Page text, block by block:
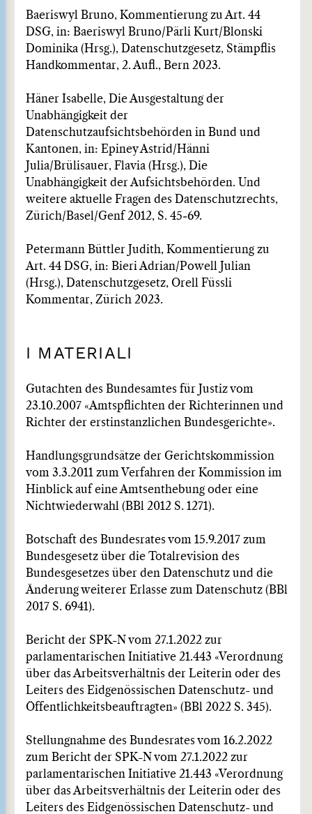
Baeriswyl Bruno, Kommentierung zu Art. 44
DSG, in: Baeriswyl Bruno/Pärli Kurt/Blonski
Dominika (Hrsg.), Datenschutzgesetz, Stämpflis
Handkommentar, 2. Aufl., Bern 2023.
Häner Isabelle, Die Ausgestaltung der
Unabhängigkeit der
Datenschutzaufsichtsbehörden in Bund und
Kantonen, in: Epiney Astrid/Hänni
Julia/Brülisauer, Flavia (Hrsg.), Die
Unabhängigkeit der Aufsichtsbehörden. Und
weitere aktuelle Fragen des Datenschutzrechts,
Zürich/Basel/Genf 2012, S. 45‒69.
Petermann Büttler Judith, Kommentierung zu
Art. 44 DSG, in: Bieri Adrian/Powell Julian
(Hrsg.), Datenschutzgesetz, Orell Füssli
Kommentar, Zürich 2023.
I MATERIALI
Gutachten des Bundesamtes für Justiz vom
23.10.2007 «Amtspflichten der Richterinnen und
Richter der erstinstanzlichen Bundesgerichte».
Handlungsgrundsätze der Gerichtskommission
vom 3.3.2011 zum Verfahren der Kommission im
Hinblick auf eine Amtsenthebung oder eine
Nichtwiederwahl (BBl 2012 S. 1271).
Botschaft des Bundesrates vom 15.9.2017 zum
Bundesgesetz über die Totalrevision des
Bundesgesetzes über den Datenschutz und die
Änderung weiterer Erlasse zum Datenschutz (BBl
2017 S. 6941).
Bericht der SPK-N vom 27.1.2022 zur
parlamentarischen Initiative 21.443 «Verordnung
über das Arbeitsverhältnis der Leiterin oder des
Leiters des Eidgenössischen Datenschutz- und
Öffentlichkeitsbeauftragten» (BBl 2022 S. 345).
Stellungnahme des Bundesrates vom 16.2.2022
zum Bericht der SPK-N vom 27.1.2022 zur
parlamentarischen Initiative 21.443 «Verordnung
über das Arbeitsverhältnis der Leiterin oder des
Leiters des Eidgenössischen Datenschutz- und